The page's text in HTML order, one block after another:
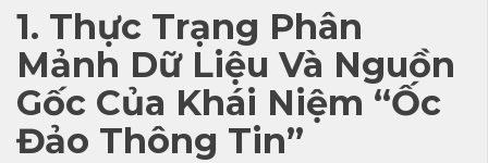
1. Thực Trạng Phân
Mảnh Dữ Liệu Và Nguồn
Gốc Của Khái Niệm “Ốc
Đảo Thông Tin”